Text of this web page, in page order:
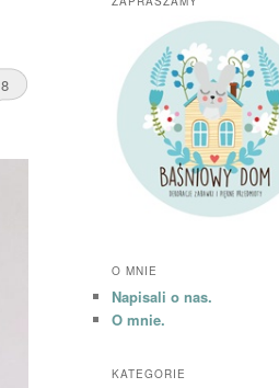
8
O MNIE
Napisali o nas.
O mnie.
KATEGORIE